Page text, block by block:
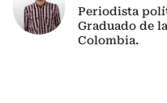
Periodista
Graduado de
Colombia.